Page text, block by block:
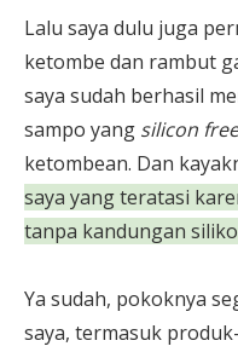
Lalu saya dulu juga
ketombe dan rambut
saya sudah berhasil
sampo yang silicon free
ketombean. Dan
saya yang teratasi
tanpa kandungan
Ya sudah, pokoknya
saya, termasuk